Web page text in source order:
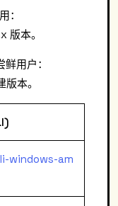
：
版本。
用户：
本。
windows-am